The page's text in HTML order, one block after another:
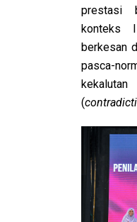
prestasi
konteks
berkesan
pasca-
(